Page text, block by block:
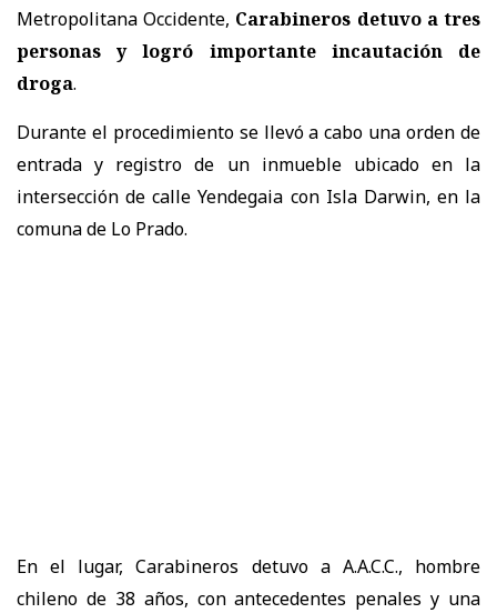
Metropolitana Occidente, Carabineros detuvo a tres
personas y logró importante incautación de
droga.
Durante el procedimiento se llevó a cabo una orden de
entrada y registro de un inmueble ubicado en la
intersección de calle Yendegaia con Isla Darwin, en la
comuna de Lo Prado.
En el lugar, Carabineros detuvo a A.A.C.C., hombre
chileno de 38 años, con antecedentes penales y una